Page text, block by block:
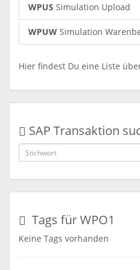
WPUS Simulation Upload
WPUW Simulation
Hier findest Du eine Liste
SAP Transaktion
Tags für WPO1
Keine Tags vorhanden